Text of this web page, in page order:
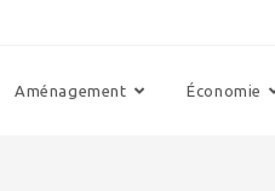
Aménagement Économie